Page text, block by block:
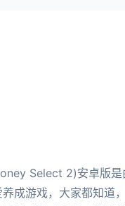
Select 2)安卓版
成游戏，大家都知道